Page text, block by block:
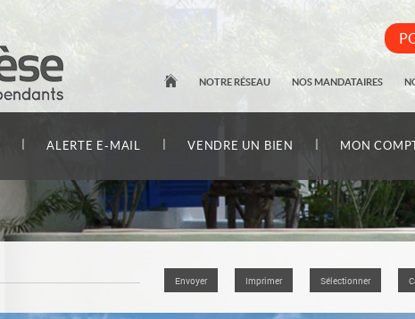
NOTRE RÉSEAU NOS MANDATAIRES
ALERTE E-MAIL VENDRE UN BIEN MON
Envoyer Imprimer Sélectionner